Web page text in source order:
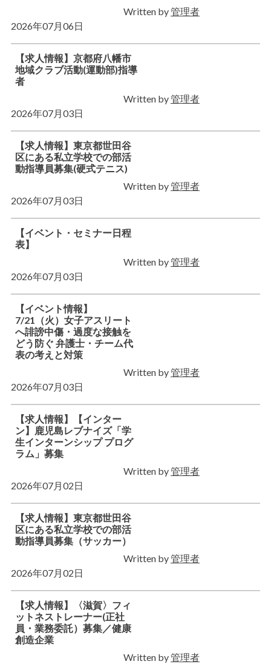
Written by管理者
2026年07月06日
【求人情報】京都府八幡市
地域クラブ活動(運動部)指導
者
Written by管理者
2026年07月03日
【求人情報】東京都世田谷
区にある私立学校での部活
動指導員募集(硬式テニス)
Written by管理者
2026年07月03日
【イベント・セミナー日程
表】
Written by管理者
2026年07月03日
【イベント情報】
7/21（火）女子アスリート
へ誹謗中傷・過度な接触を
どう防ぐ 弁護士・チーム代
表の考えと対策
Written by管理者
2026年07月03日
【求人情報】【インター
ン】鹿児島レブナイズ「学
生インターンシップ プログ
ラム」募集
Written by管理者
2026年07月02日
【求人情報】東京都世田谷
区にある私立学校での部活
動指導員募集（サッカー）
Written by管理者
2026年07月02日
【求人情報】〈滋賀〉フィ
ットネストレーナー(正社
員・業務委託）募集／健康
創造企業
Written by管理者